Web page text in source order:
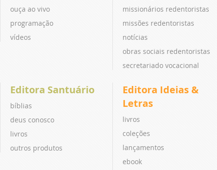
ouça ao vivo
programação
vídeos
missionários redentoristas
missões redentoristas
notícias
obras sociais redentoristas
secretariado vocacional
Editora Santuário
bíblias
deus conosco
livros
outros produtos
Editora Ideias &
Letras
livros
coleções
lançamentos
ebook